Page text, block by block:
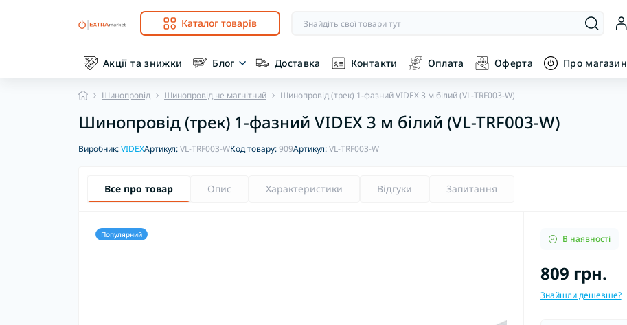
Каталог товарів
Акції та знижки Блог Доставка Контакти Оплата Оферта Про магазин
Шинопровід Шинопровід не магнітний Шинопровід (трек) 1-фазний VIDEX 3 м білий (VL-TRF003-W)
Шинопровід (трек) 1-фазний VIDEX 3 м білий (VL-TRF003-W)
Виробник:VIDEXАртикул:VL-TRF003-WКод товару:909Артикул:VL-TRF003-W
Все про товар Опис Характеристики Відгуки Запитання
Популярний В наявності
809 грн.
Знайшли дешевше?